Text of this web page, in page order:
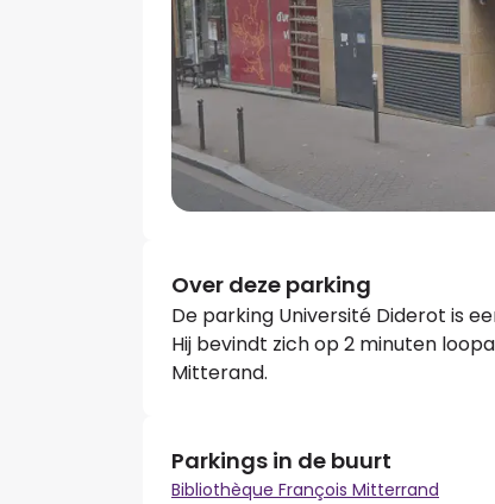
Over deze parking
De parking Université Diderot is
Hij bevindt zich op 2 minuten
Mitterand.
Parkings in de buurt
Bibliothèque François Mitterrand